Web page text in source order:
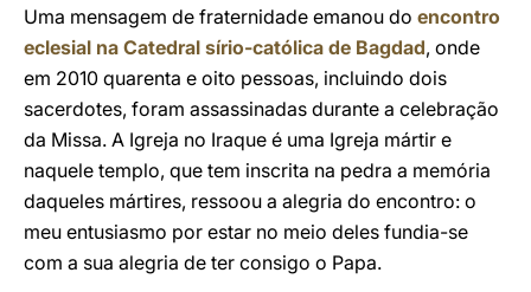
Uma mensagem de fraternidade emanou do encontro
eclesial na Catedral sírio-católica de Bagdad, onde
em 2010 quarenta e oito pessoas, incluindo dois
sacerdotes, foram assassinadas durante a celebração
da Missa. A Igreja no Iraque é uma Igreja mártir e
naquele templo, que tem inscrita na pedra a memória
daqueles mártires, ressoou a alegria do encontro: o
meu entusiasmo por estar no meio deles fundia-se
com a sua alegria de ter consigo o Papa.